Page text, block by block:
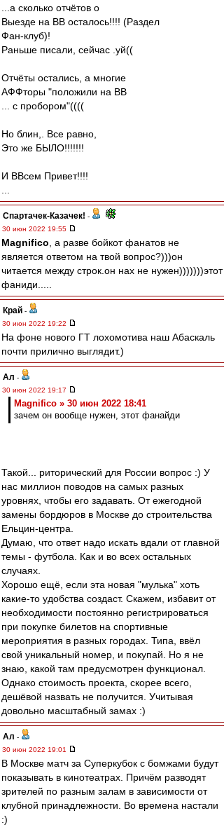
...а сколько отчётов о
Выезде на ВВ осталось!!!! (Раздел
Фан-клуб)!
Раньше писали, сейчас .уй((
Отчёты остались, а многие
АФФторы "положили на ВВ
... с пробором"((((
Но блин,. Все равно,
Это же БЫЛО!!!!!!!
И ВВсем Привет!!!!
Спартачек-Казачек! -
30 июн 2022 19:55
Magnifico , а разве бойкот фанатов не
является ответом на твой вопрос?)))он
читается между строк.он нах не нужен)))))))этот
фаниди.....
Край -
30 июн 2022 19:22
На фоне нового ГТ лохомотива наш Абаскаль
почти прилично выглядит.)
Ал -
30 июн 2022 19:17
Magnifico » 30 июн 2022 18:41
зачем он вообще нужен, этот фанайди
Такой... риторический для России вопрос :) У
нас миллион поводов на самых разных
уровнях, чтобы его задавать. От ежегодной
замены бордюров в Москве до строительства
Ельцин-центра.
Думаю, что ответ надо искать вдали от главной
темы - футбола. Как и во всех остальных
случаях.
Хорошо ещё, если эта новая "мулька" хоть
какие-то удобства создаст. Скажем, избавит от
необходимости постоянно регистрироваться
при покупке билетов на спортивные
мероприятия в разных городах. Типа, ввёл
свой уникальный номер, и покупай. Но я не
знаю, какой там предусмотрен функционал.
Однако стоимость проекта, скорее всего,
дешёвой назвать не получится. Учитывая
довольно масштабный замах :)
Ал -
30 июн 2022 19:01
В Москве матч за Суперкубок с бомжами будут
показывать в кинотеатрах. Причём разводят
зрителей по разным залам в зависимости от
клубной принадлежности. Во времена настали
:)